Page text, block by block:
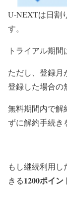
U-NEXTは日割
す。
トライアル期間
ただし、登録月
登録した場合の
無料期間内で解
ずに解約手続き
もし継続利用
きる1200ポイ